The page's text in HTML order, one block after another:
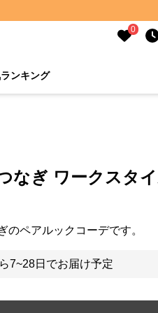
0
ンキング
なぎ ワークスタ
のペアルックコーデです。
7~28日でお届け予定